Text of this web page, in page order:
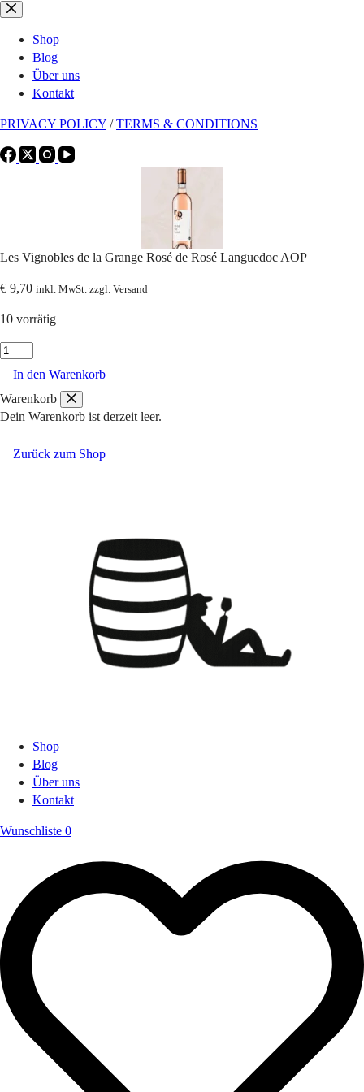
Zum
springenShop
Blog
Über uns
Kontakt
PRIVACY POLICY /TERMS & CONDITIONS
Les Vignobles de la Grange Rosé de Rosé Languedoc AOP
€ 9,70 inkl. MwSt. zzgl. Versand
10 vorrätig
Les
Vignobles
la
Grange
In den Warenkorb
Warenkorb
Dein Warenkorb ist derzeit leer.
Zurück zum Shop
Shop
Blog
Über uns
Kontakt
Wunschliste 0